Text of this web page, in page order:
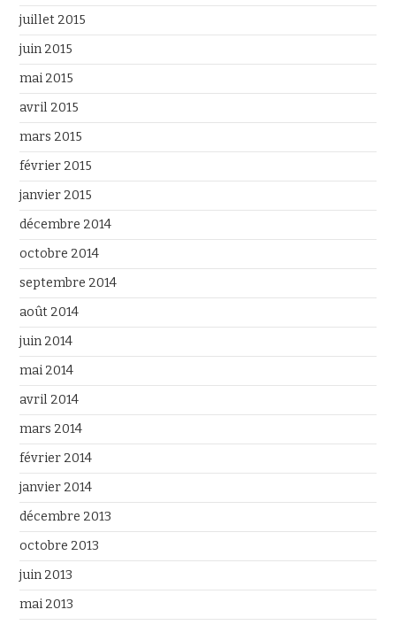
juillet 2015
juin 2015
mai 2015
avril 2015
mars 2015
février 2015
janvier 2015
décembre 2014
octobre 2014
septembre 2014
août 2014
juin 2014
mai 2014
avril 2014
mars 2014
février 2014
janvier 2014
décembre 2013
octobre 2013
juin 2013
mai 2013